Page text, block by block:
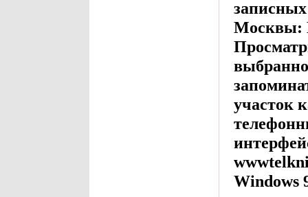
Москвы:
участок
Windows